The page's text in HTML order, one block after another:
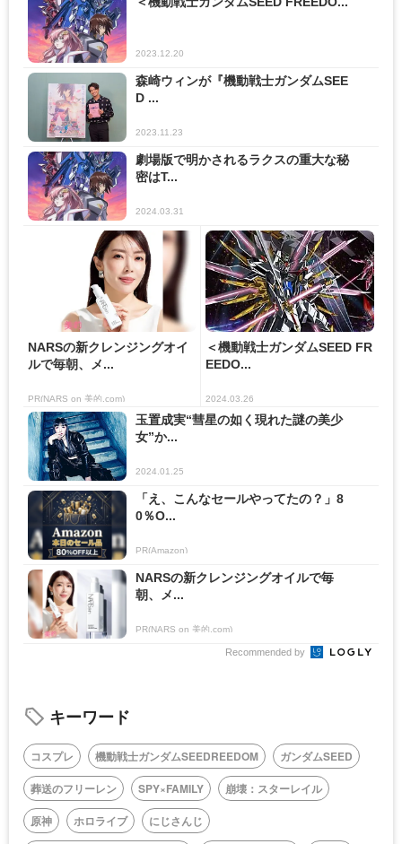
2023.12.20
森崎ウィンが『機動戦士ガンダムSEE
D ...
2023.11.23
劇場版で明かされるラクスの重大な秘
密はT...
2024.03.31
NARSの新クレンジングオイ
ルで毎朝、メ...
PR(NARS on 美的.com)
＜機動戦士ガンダムSEED FR
EEDO...
2024.03.26
玉置成実“彗星の如く現れた謎の美少
女”か...
2024.01.25
「え、こんなセールやってたの？」8
0％O...
PR(Amazon)
NARSの新クレンジングオイルで毎
朝、メ...
PR(NARS on 美的.com)
Recommended by
キーワード
コスプレ 機動戦士ガンダムSEEDREEDOM
ガンダムSEED
葬送のフリーレン
SPY×FAMILY
崩壊：スターレイル
原神
ホロライブ
にじさんじ